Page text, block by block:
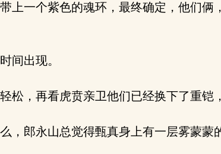
一个紫色的魂环，最终确定，他们俩
间出现。
，再看虎贲亲卫他们已经换下了重铠
郎永山总觉得甄真身上有一层雾蒙蒙